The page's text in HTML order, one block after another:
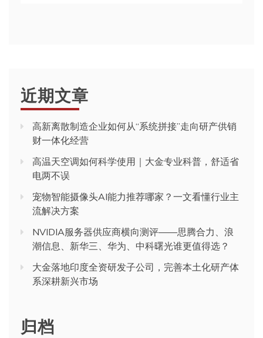
近期文章
高新离散制造企业如何从“系统拼接”走向研产供销
财一体化经营
高温天空调如何科学使用｜大金专业科普，舒适省
电两不误
宠物智能摄像头AI能力推荐哪家？一文看懂行业主
流解决方案
NVIDIA服务器供应商横向测评——思腾合力、浪
潮信息、新华三、华为、中科曙光谁更值得选？
大金落地印度全资研发子公司，完善本土化研产体
系深耕新兴市场
归档